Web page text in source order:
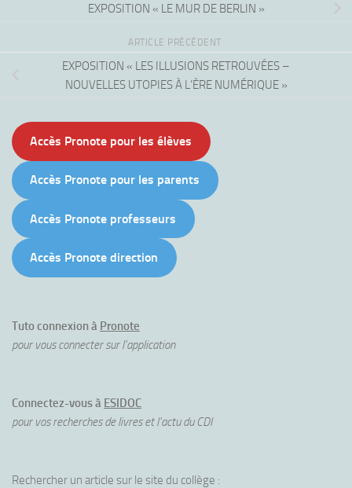
EXPOSITION « LE MUR DE BERLIN »
ARTICLE PRÉCÉDENT
EXPOSITION « LES ILLUSIONS RETROUVÉES –
NOUVELLES UTOPIES À L’ÈRE NUMÉRIQUE »
Accès Pronote pour les élèves
Accès Pronote pour les parents
Accès Pronote professeurs
Accès Pronote direction
Tuto connexion à Pronote
pour vous connecter sur l'application
Connectez-vous à ESIDOC
pour vos recherches de livres et l'actu du CDI
Rechercher un article sur le site du collège :